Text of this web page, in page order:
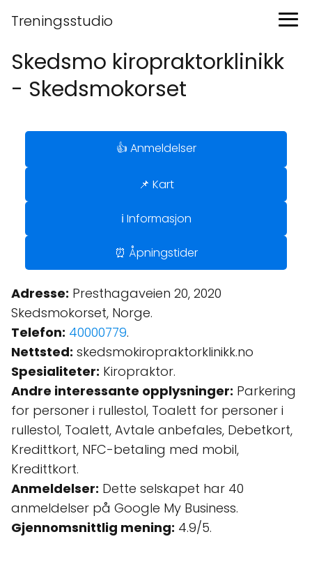
Treningsstudio
Skedsmo kiropraktorklinikk
- Skedsmokorset
👍 Anmeldelser
📌 Kart
ℹ️ Informasjon
⏰ Åpningstider
Adresse: Presthagaveien 20, 2020
Skedsmokorset, Norge.
Telefon: 40000779.
Nettsted: skedsmokiropraktorklinikk.no
Spesialiteter: Kiropraktor.
Andre interessante opplysninger: Parkering
for personer i rullestol, Toalett for personer i
rullestol, Toalett, Avtale anbefales, Debetkort,
Kredittkort, NFC-betaling med mobil,
Kredittkort.
Anmeldelser: Dette selskapet har 40
anmeldelser på Google My Business.
Gjennomsnittlig mening: 4.9/5.